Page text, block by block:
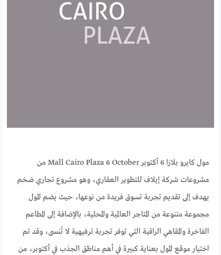
مول كايرو بلازا 6 أكتوبر Mall Cairo Plaza 6 October من
مشروعات شركة إيلاف للتطوير العقاري، وهو مشروع تجاري ضخم
يهدف إلى تقديم تجربة تسوق فريدة من نوعها، حيث يضم المول
مجموعة متنوعة من المتاجر العالمية والمحلية، بالإضافة إلى المطاعم
الفاخرة والمقاهي الراقية التي توفر تجربة ترفيهية لا تُنسى، وقد تم
اختيار موقع المول بعناية كبيرة في أهم مناطق الجذب في أكتوبر، من